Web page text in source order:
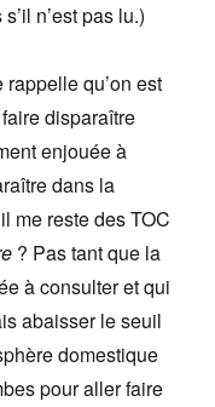
n’est pas lu.)
qu’on est
disparaître
enjouée à
dans la
me reste des TOC
? Pas tant que la
à consulter et qui
abaisser le seuil
domestique
pour aller faire